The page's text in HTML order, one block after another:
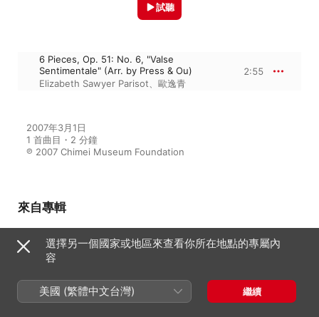
試聽
6 Pieces, Op. 51: No. 6, "Valse
Sentimentale" (Arr. by Press & Ou)
Elizabeth Sawyer Parisot
歐逸青
2:55
2007年3月1日
1 首曲目・2 分鐘
℗ 2007 Chimei Museum Foundation
來自專輯
歐逸青、Elizabeth Sawyer Parisot
選擇另一個國家或地區來查看你所在地點的專屬內
容
美國 (繁體中文台灣) 繼續